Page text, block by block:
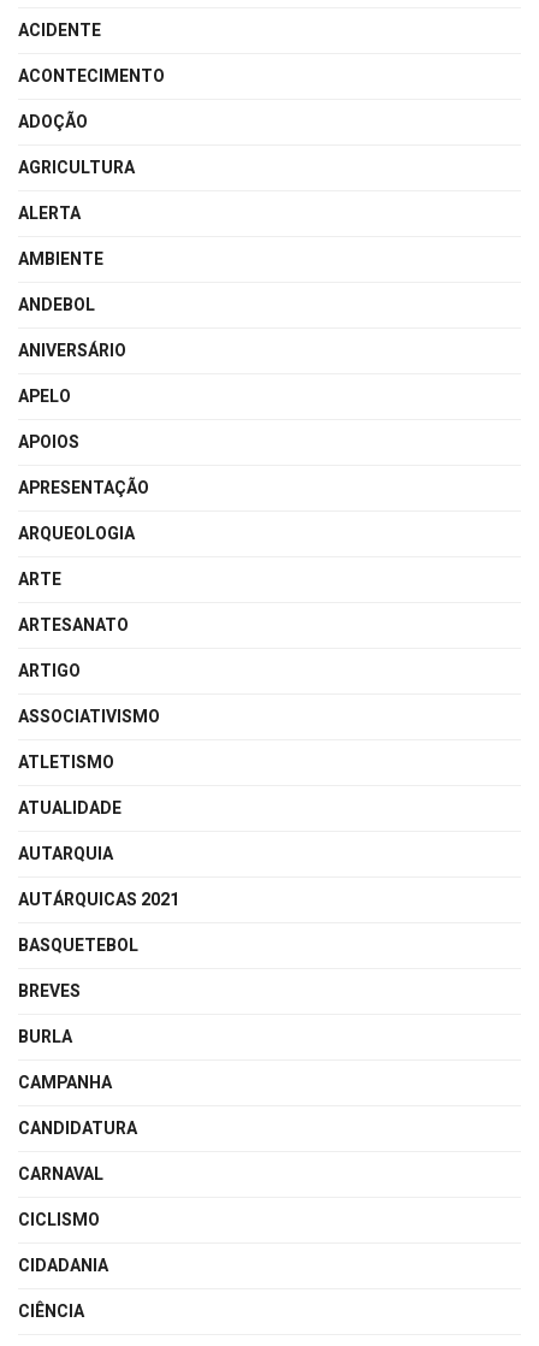
ACIDENTE
ACONTECIMENTO
ADOÇÃO
AGRICULTURA
ALERTA
AMBIENTE
ANDEBOL
ANIVERSÁRIO
APELO
APOIOS
APRESENTAÇÃO
ARQUEOLOGIA
ARTE
ARTESANATO
ARTIGO
ASSOCIATIVISMO
ATLETISMO
ATUALIDADE
AUTARQUIA
AUTÁRQUICAS 2021
BASQUETEBOL
BREVES
BURLA
CAMPANHA
CANDIDATURA
CARNAVAL
CICLISMO
CIDADANIA
CIÊNCIA